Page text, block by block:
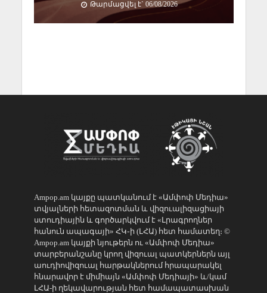
Թարմացվել է` 06/08/2026
Ampop.am կայքը պատկանում է «Ամփոփ Մեդիա»
տվյալների հետազոտման և վիզուալիզացիայի
ստուդիային և գործարկվում է «Լրագրողներ
հանուն ապագայի» ՀԿ֊ի (ԼՀԱ) հետ համատեղ։ ©
Ampop.am կայքի նյութերն ու «Ամփոփ Մեդիա»
տարբերանշանը կրող վիզուալ պատկերներն այլ
աուդիովիզուալ հարթակներում հրապարակել
հնարավոր է միմիայն «Ամփոփ Մեդիայի» և/կամ
ԼՀԱ-ի ղեկավարության հետ համապատասխան